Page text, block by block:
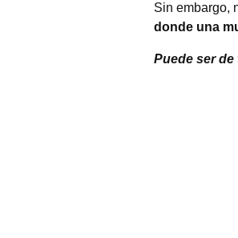
Sin embargo,
donde una
Puede ser